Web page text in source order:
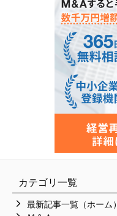
カテゴリ一覧
最新記事一覧（ホーム）